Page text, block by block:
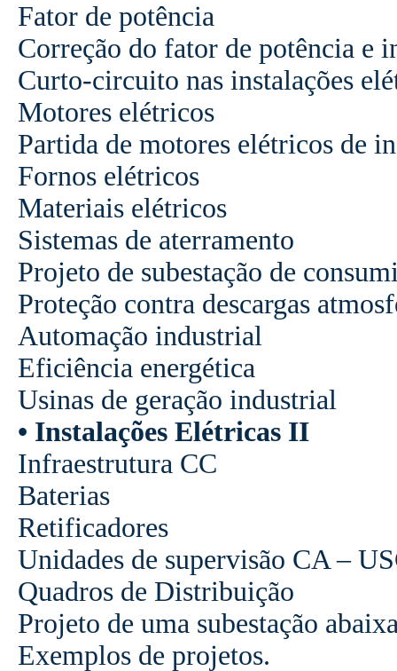
Fator de potência
Correção do fator de potência e
Curto-circuito nas instalações
Motores elétricos
Partida de motores elétricos de
Fornos elétricos
Materiais elétricos
Sistemas de aterramento
Projeto de subestação de
Proteção contra descargas
Automação industrial
Eficiência energética
Usinas de geração industrial
• Instalações Elétricas II
Infraestrutura CC
Baterias
Retificadores
Unidades de supervisão CA –
Quadros de Distribuição
Projeto de uma subestação
Exemplos de projetos.